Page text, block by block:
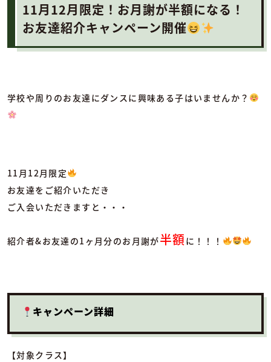
11月12月限定！お月謝が半額になる！
お友達紹介キャンペーン開催
学校や周りのお友達にダンスに興味ある子はいませんか？
11月12月限定
お友達をご紹介いただき
ご入会いただきますと・・・
紹介者&お友達の1ヶ月分のお月謝が半額 に！！！
キャンペーン詳細
【対象クラス】